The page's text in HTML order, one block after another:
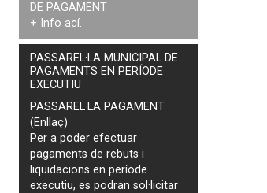
DE PAGAMENT
+ Info ací.
PASSAREL·LA MUNICIPAL DE
PAGAMENTS EN PERÍODE
EXECUTIU
PASSAREL·LA PAGAMENT
(Enllaç)
Per a poder efectuar
pagaments derebuts i
liquidacions en període
executiu, es podransol·licitar